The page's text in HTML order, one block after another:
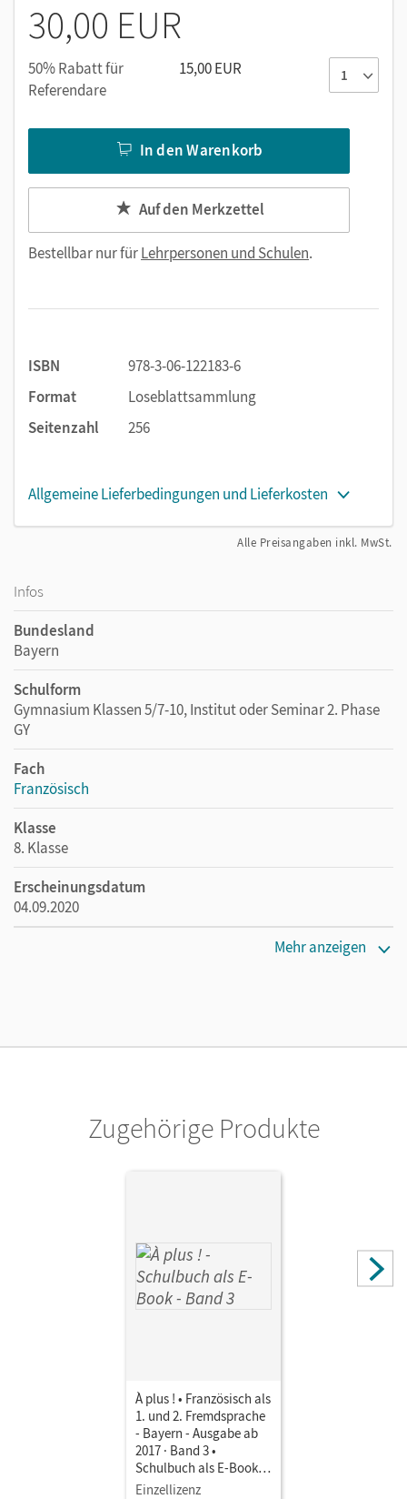
30,00 EUR
50% Rabatt für
Referendare
15,00 EUR
In den Warenkorb
Auf den Merkzettel
Bestellbar nur fürLehrpersonen und Schulen.
ISBN
978-3-06-122183-6
Format
Loseblattsammlung
Seitenzahl
256
Allgemeine Lieferbedingungen und Lieferkosten
Alle Preisangaben inkl. MwSt.
Infos
Bundesland
Bayern
Schulform
Gymnasium Klassen 5/7-10, Institut oder Seminar 2. Phase
GY
Fach
Französisch
Klasse
8. Klasse
Erscheinungsdatum
04.09.2020
Mehr anzeigen
Zugehörige Produkte
À plus ! • Französisch als
1. und 2. Fremdsprache
- Bayern - Ausgabe ab
2017 · Band 3 •
Schulbuch als E-Book
Mit Medien
Einzellizenz